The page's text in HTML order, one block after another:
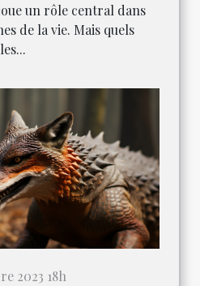
un rôle central dans
de la vie. Mais quels
2023 18h